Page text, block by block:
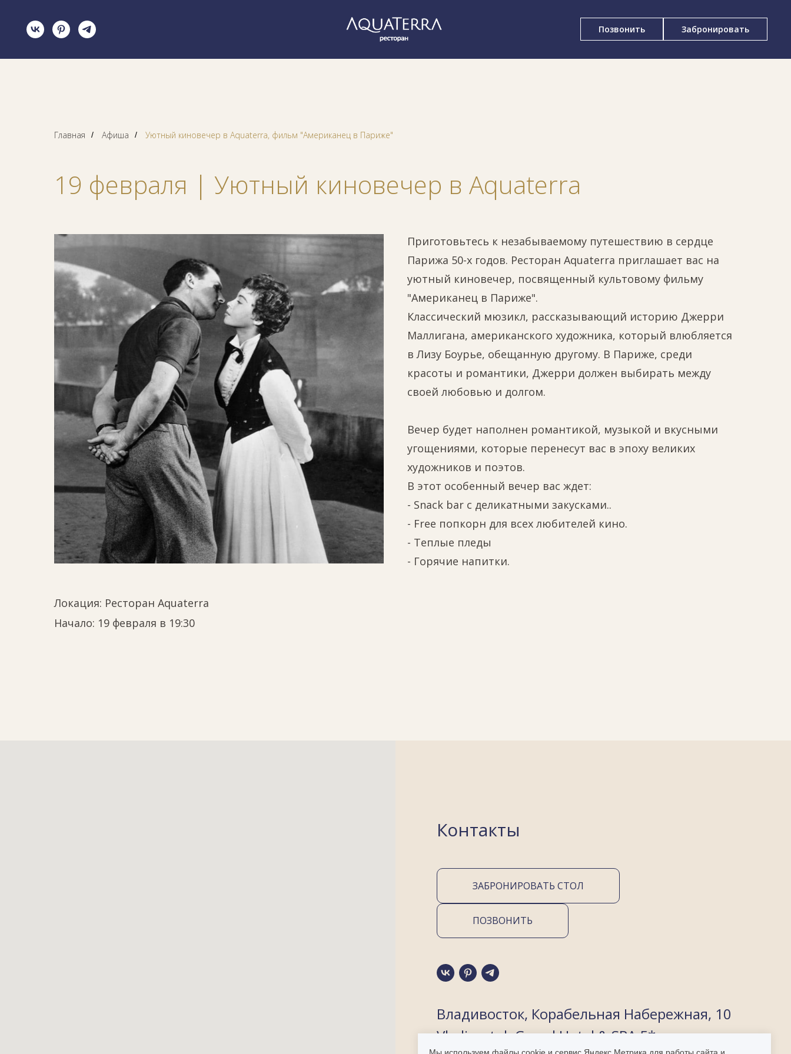
Позвонить Забронировать
Главная / Афиша / Уютный киновечер в Aquaterra, фильм "Американец в Париже"
19 февраля | Уютный киновечер в Aquaterra
Локация: Ресторан Aquaterra
Начало: 19 февраля в 19:30
Приготовьтесь к незабываемому путешествию в сердце
Парижа 50-х годов. Ресторан Aquaterra приглашает вас на
уютный киновечер, посвященный культовому фильму
"Американец в Париже".
Классический мюзикл, рассказывающий историю Джерри
Маллигана, американского художника, который влюбляется
в Лизу Боурье, обещанную другому. В Париже, среди
красоты и романтики, Джерри должен выбирать между
своей любовью и долгом.
Вечер будет наполнен романтикой, музыкой и вкусными
угощениями, которые перенесут вас в эпоху великих
художников и поэтов.
В этот особенный вечер вас ждет:
- Snack bar с деликатными закусками..
- Free попкорн для всех любителей кино.
- Теплые пледы
- Горячие напитки.
Контакты
ЗАБРОНИРОВАТЬ СТОЛ
ПОЗВОНИТЬ
Владивосток, Корабельная Набережная, 10
Vladivostok Grand Hotel & SPA 5*